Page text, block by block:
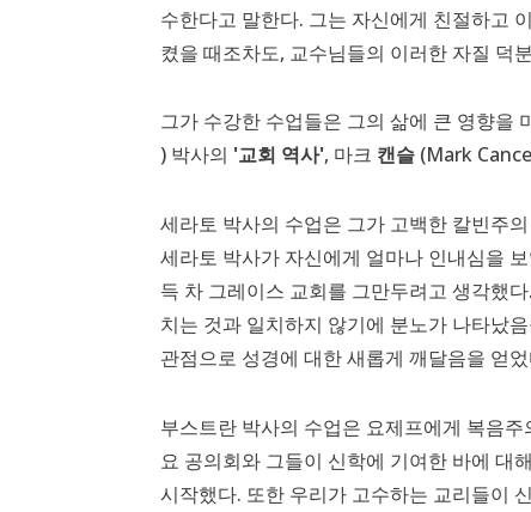
수한다고 말한다. 그는 자신에게 친절하고
켰을 때조차도, 교수님들의 이러한 자질 덕
그가 수강한 수업들은 그의 삶에 큰 영향을
) 박사의 '교회 역사', 마크 캔슬 (Mark
세라토 박사의 수업은 그가 고백한 칼빈주
세라토 박사가 자신에게 얼마나 인내심을
득 차 그레이스 교회를 그만두려고 생각했
치는 것과 일치하지 않기에 분노가 나타났
관점으로 성경에 대한 새롭게 깨달음을 얻
부스트란 박사의 수업은 요제프에게 복음
요 공의회와 그들이 신학에 기여한 바에 대
시작했다. 또한 우리가 고수하는 교리들이